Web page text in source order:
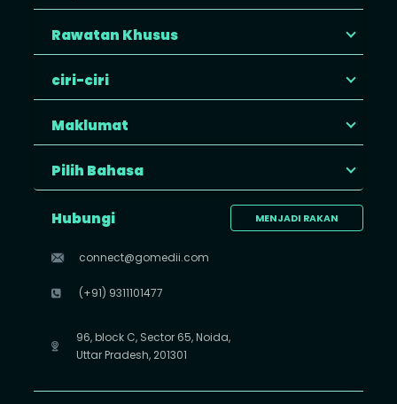
Rawatan Khusus
ciri-ciri
Maklumat
Pilih Bahasa
MENJADI RAKAN
Hubungi
connect@gomedii.com
(+91) 9311101477
96, block C, Sector 65, Noida,
Uttar Pradesh, 201301